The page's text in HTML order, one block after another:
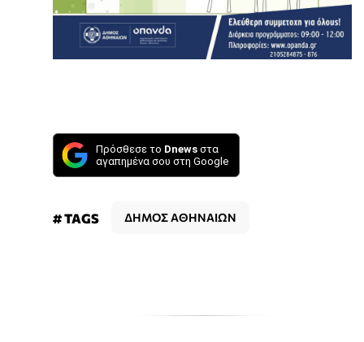
Πρόσθεσε το Dnews στα
αγαπημένα σου στη Google
# TAGS ΔΗΜΟΣ ΑΘΗΝΑΙΩΝ